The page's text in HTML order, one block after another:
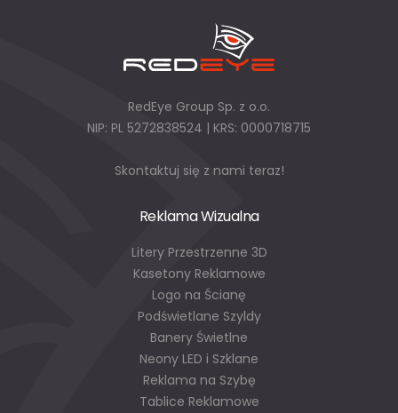
RedEye Group Sp. z o.o.
NIP: PL 5272838524 | KRS: 0000718715
Skontaktuj się z nami teraz!
Reklama Wizualna
Litery Przestrzenne 3D
Kasetony Reklamowe
Logo na Ścianę
Podświetlane Szyldy
Banery Świetlne
Neony LED i Szklane
Reklama na Szybę
Tablice Reklamowe